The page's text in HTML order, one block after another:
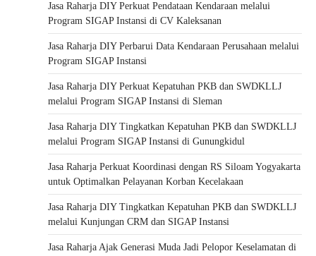
Jasa Raharja DIY Perkuat Pendataan Kendaraan melalui
Program SIGAP Instansi di CV Kaleksanan
Jasa Raharja DIY Perbarui Data Kendaraan Perusahaan melalui
Program SIGAP Instansi
Jasa Raharja DIY Perkuat Kepatuhan PKB dan SWDKLLJ
melalui Program SIGAP Instansi di Sleman
Jasa Raharja DIY Tingkatkan Kepatuhan PKB dan SWDKLLJ
melalui Program SIGAP Instansi di Gunungkidul
Jasa Raharja Perkuat Koordinasi dengan RS Siloam Yogyakarta
untuk Optimalkan Pelayanan Korban Kecelakaan
Jasa Raharja DIY Tingkatkan Kepatuhan PKB dan SWDKLLJ
melalui Kunjungan CRM dan SIGAP Instansi
Jasa Raharja Ajak Generasi Muda Jadi Pelopor Keselamatan di